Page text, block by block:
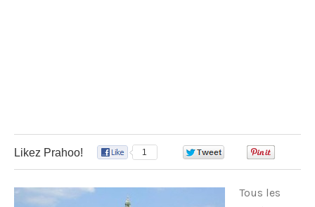
Likez Prahoo! 1
Tous les